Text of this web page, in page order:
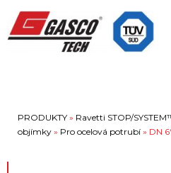
PRODUKTY » Ravetti STOP/
objímky » Pro ocelová potrubí » DN